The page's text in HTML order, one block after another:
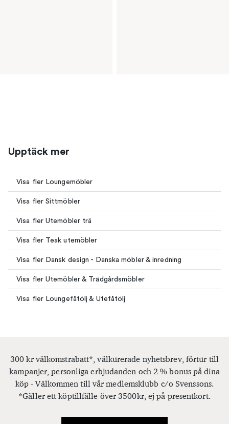
Upptäck mer
Visa fler Loungemöbler
Visa fler Sittmöbler
Visa fler Utemöbler trä
Visa fler Teak utemöbler
Visa fler Dansk design - Danska möbler & inredning
Visa fler Utemöbler & Trädgårdsmöbler
Visa fler Loungefåtölj & Utefåtölj
300 kr välkomstrabatt*, välkurerade nyhetsbrev, förtur till
kampanjer, personliga erbjudanden och 2 % bonus på dina
köp - Välkommen till vår medlemsklubb c/o Svenssons.
*Gäller ett köptillfälle över 3500kr, ej på presentkort.